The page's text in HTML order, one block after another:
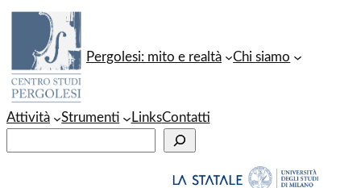
Vai
contenuto
Pergolesi: mito e realtà Chi siamo
Attività Strumenti LinksContatti